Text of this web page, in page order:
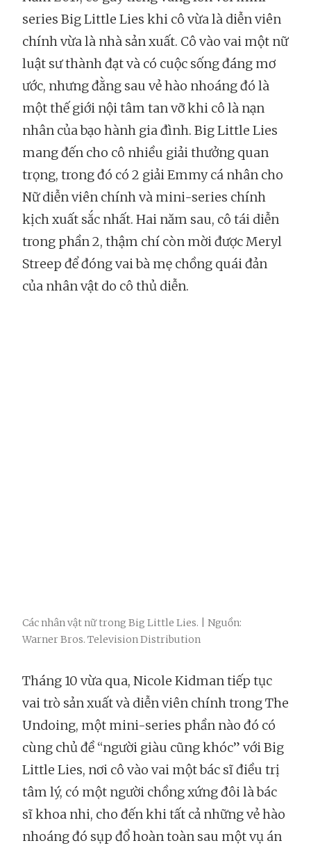
series Big Little Lies khi cô vừa là diễn viên
chính vừa là nhà sản xuất. Cô vào vai một nữ
luật sư thành đạt và có cuộc sống đáng mơ
ước, nhưng đằng sau vẻ hào nhoáng đó là
một thế giới nội tâm tan vỡ khi cô là nạn
nhân của bạo hành gia đình. Big Little Lies
mang đến cho cô nhiều giải thưởng quan
trọng, trong đó có 2 giải Emmy cá nhân cho
Nữ diễn viên chính và mini-series chính
kịch xuất sắc nhất. Hai năm sau, cô tái diễn
trong phần 2, thậm chí còn mời được Meryl
Streep để đóng vai bà mẹ chồng quái đản
của nhân vật do cô thủ diễn.
Các nhân vật nữ trong Big Little Lies. | Nguồn:
Warner Bros. Television Distribution
Tháng 10 vừa qua, Nicole Kidman tiếp tục
vai trò sản xuất và diễn viên chính trong The
Undoing, một mini-series phần nào đó có
cùng chủ đề “người giàu cũng khóc” với Big
Little Lies, nơi cô vào vai một bác sĩ điều trị
tâm lý, có một người chồng xứng đôi là bác
sĩ khoa nhi, cho đến khi tất cả những vẻ hào
nhoáng đó sụp đổ hoàn toàn sau một vụ án